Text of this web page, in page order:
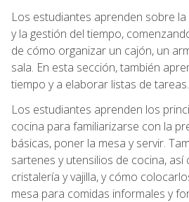
Los estudiantes aprenden sobre
y la gestión del tiempo,
de cómo organizar un cajón, un
sala. En esta sección, también
tiempo y a elaborar listas de tareas.
Los estudiantes aprenden los
cocina para familiarizarse con la
básicas, poner la mesa y servir.
sartenes y utensilios de cocina,
cristalería y vajilla, y cómo
mesa para comidas informales y